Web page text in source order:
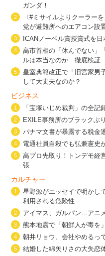
・
・
・
ガンダ！
2
〈#ミサイルよりクーラー
党が避難所へのエアコン設
3 ICANノーベル賞授賞式を
4
高市首相の「休んでない」
ルは本当なのか 徹底検証
5
皇室典範改正で「旧宮家男
して大丈夫なのか？
ビジネス
1 「宝塚いじめ裁判」の全記
2 EXILE事務所のブラックぶ
3 パナマ文書が暴露する税金
4 電通社員自殺でも弘兼憲史
5
高プロ先取り！トンデモ経
張
カルチャー
1
星野源がエッセイで明かし
利用される危険性
2 アイマス、ガルパン…アニ
3 熊本地震で「朝鮮人が毒を
4 朝井リョウ、会社やめるっ
5 結婚した綿矢りさの大失恋